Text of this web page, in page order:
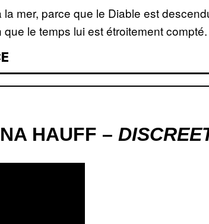
la mer, parce que le Diable est
le temps lui est étroitement compté.
HAUFF –